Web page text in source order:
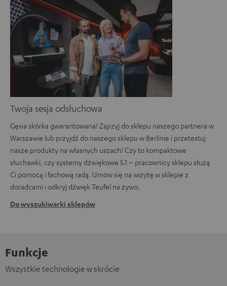
Twoja sesja odsłuchowa
Gęsia skórka gwarantowana! Zajrzyj do sklepu naszego partnera w
Warszawie lub przyjdź do naszego sklepu w Berlinie i przetestuj
nasze produkty na własnych uszach! Czy to kompaktowe
słuchawki, czy systemy dźwiękowe 5.1 – pracownicy sklepu służą
Ci pomocą i fachową radą. Umów się na wizytę w sklepie z
doradcami i odkryj dźwięk Teufel na żywo.
Do wyszukiwarki sklepów
Funkcje
Wszystkie technologie w skrócie